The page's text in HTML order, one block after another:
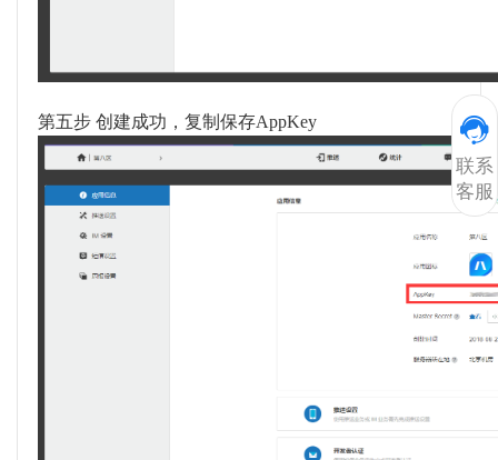
第五步 创建成功，复制保存AppKey
联系
客服